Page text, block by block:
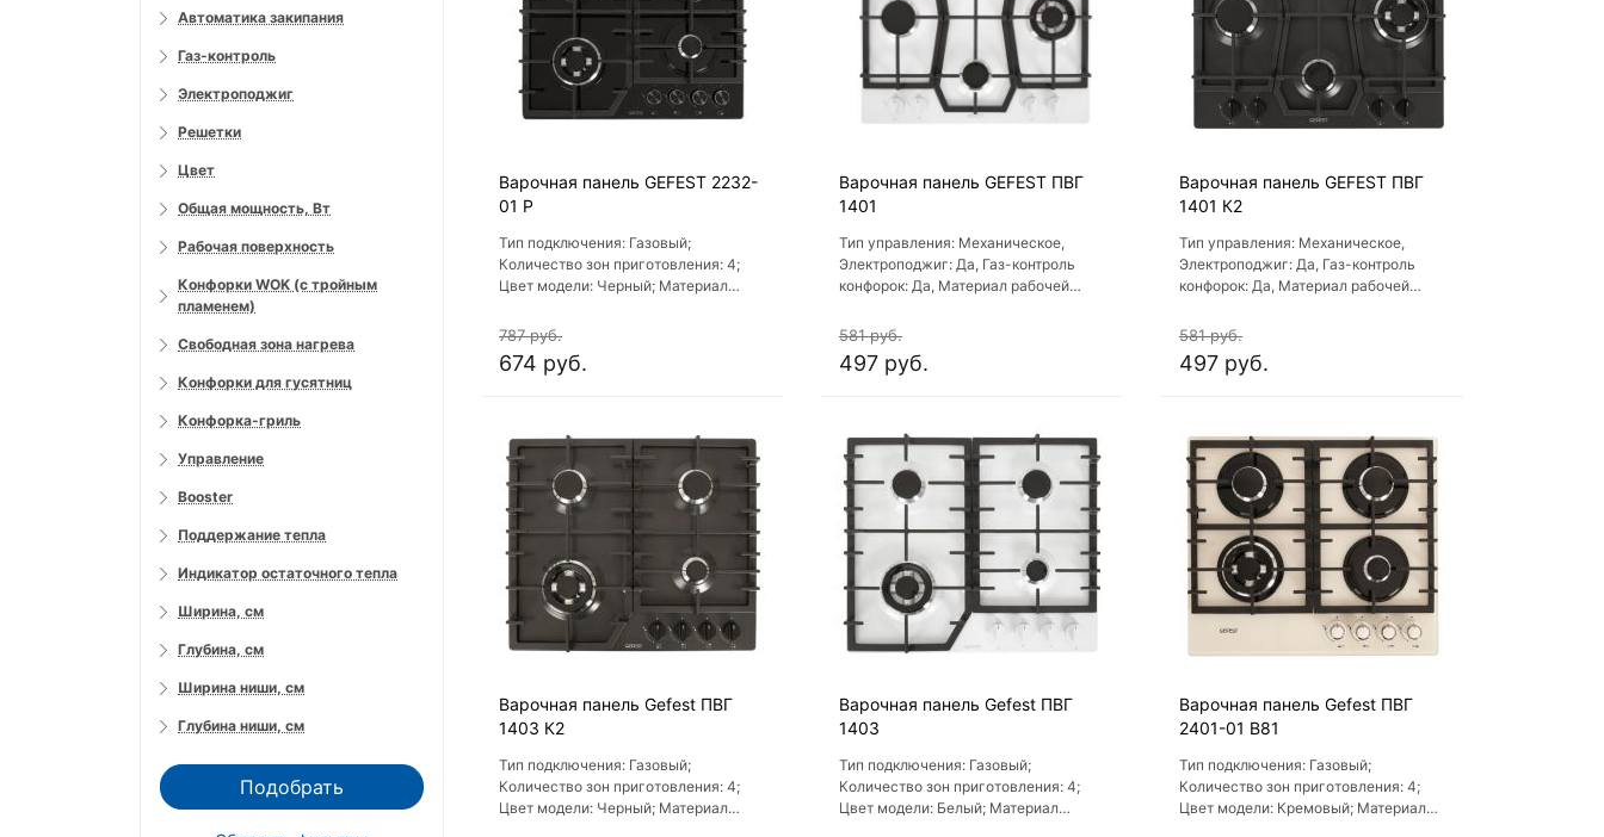
Автоматика закипания
Газ-контроль
Электроподжиг
Решетки
Цвет
Общая мощность, Вт
Рабочая поверхность
Конфорки WOK (с тройным
пламенем)
Свободная зона нагрева
Конфорки для гусятниц
Конфорка-гриль
Управление
Booster
Поддержание тепла
Индикатор остаточного тепла
Ширина, см
Глубина, см
Ширина ниши, см
Глубина ниши, см
Подобрать
Варочная панель GEFEST 2232-
01 Р
Тип подключения: Газовый;
Количество зон приготовления: 4;
Цвет модели: Черный; Материал
Материал решеток варочной
поверхности: Чугун
787 руб.
674 руб.
Варочная панель GEFEST ПВГ
1401
Тип управления: Механическое,
Электроподжиг: Да, Газ-контроль
конфорок: Да, Материал рабочей
, Ширина: 60 см
581 руб.
497 руб.
Варочная панель GEFEST ПВГ
1401 К2
Тип управления: Механическое,
Электроподжиг: Да, Газ-контроль
конфорок: Да, Материал рабочей
Ширина: 60 см
581 руб.
497 руб.
Варочная панель Gefest ПВГ
1403 К2
Тип подключения: Газовый;
Количество зон приготовления: 4;
Цвет модели: Черный; Материал
Варочная панель Gefest ПВГ
1403
Тип подключения: Газовый;
Количество зон приготовления: 4;
Цвет модели: Белый; Материал
Варочная панель Gefest ПВГ
2401-01 B81
Тип подключения: Газовый;
Количество зон приготовления: 4;
Цвет модели: Кремовый; Материал